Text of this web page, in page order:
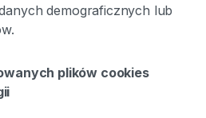
demograficznych lub
plików cookies